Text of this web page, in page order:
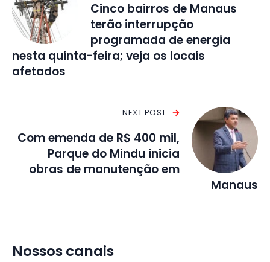
Cinco bairros de Manaus
terão interrupção
programada de energia
nesta quinta-feira; veja os locais
afetados
NEXT POST
Com emenda de R$ 400 mil,
Parque do Mindu inicia
obras de manutenção em
Manaus
Nossos canais